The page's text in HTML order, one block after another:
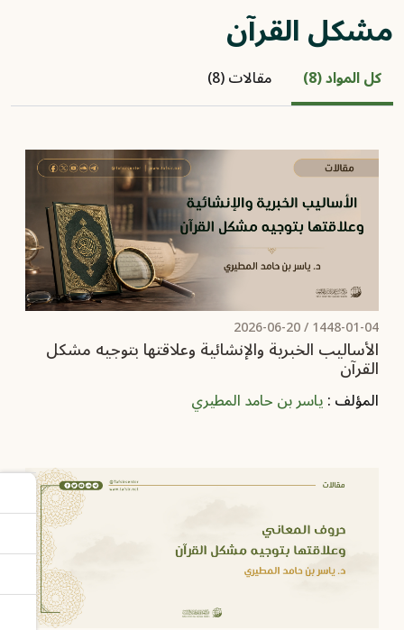
مشكل القرآن
كل المواد (8) مقالات (8)
1448-01-04 /
2026-06-20
الأساليب الخبرية والإنشائية وعلاقتها بتوجيه مشكل
القرآن
المؤلف :ياسر بن حامد المطيري